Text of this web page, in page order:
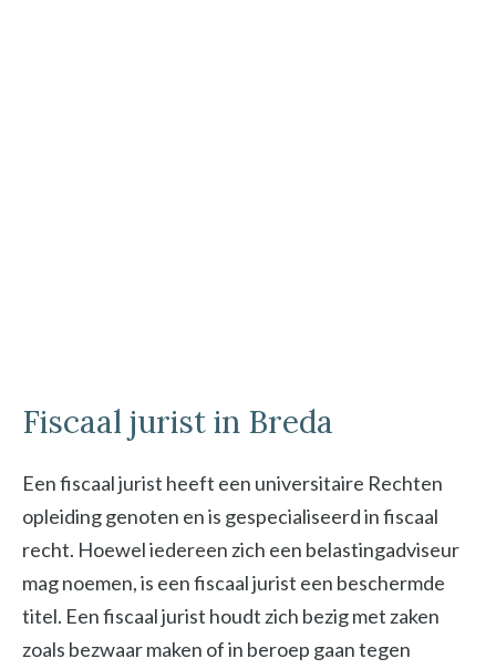
Fiscaal jurist in Breda
Een fiscaal jurist heeft een universitaire Rechten
opleiding genoten en is gespecialiseerd in fiscaal
recht. Hoewel iedereen zich een belastingadviseur
mag noemen, is een fiscaal jurist een beschermde
titel. Een fiscaal jurist houdt zich bezig met zaken
zoals bezwaar maken of in beroep gaan tegen